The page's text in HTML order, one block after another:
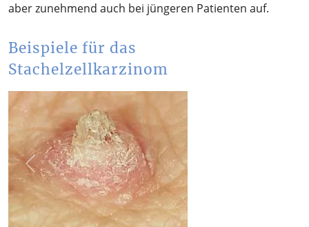
aber zunehmend auch bei jüngeren Patienten auf.
Beispiele für das
Stachelzellkarzinom
Previous